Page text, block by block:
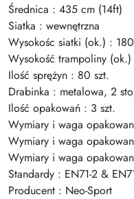
Średnica : 435 cm (14ft)
Siatka : wewnętrzna
Wysokośc siatki (ok.) :
Wysokość trampoliny
Ilość sprężyn : 80 szt.
Drabinka : metalowa, 2
Ilość opakowań : 3 szt.
Wymiary i waga
Wymiary i waga
Wymiary i waga
Standardy : EN71-2 &
Producent : Neo-Sport